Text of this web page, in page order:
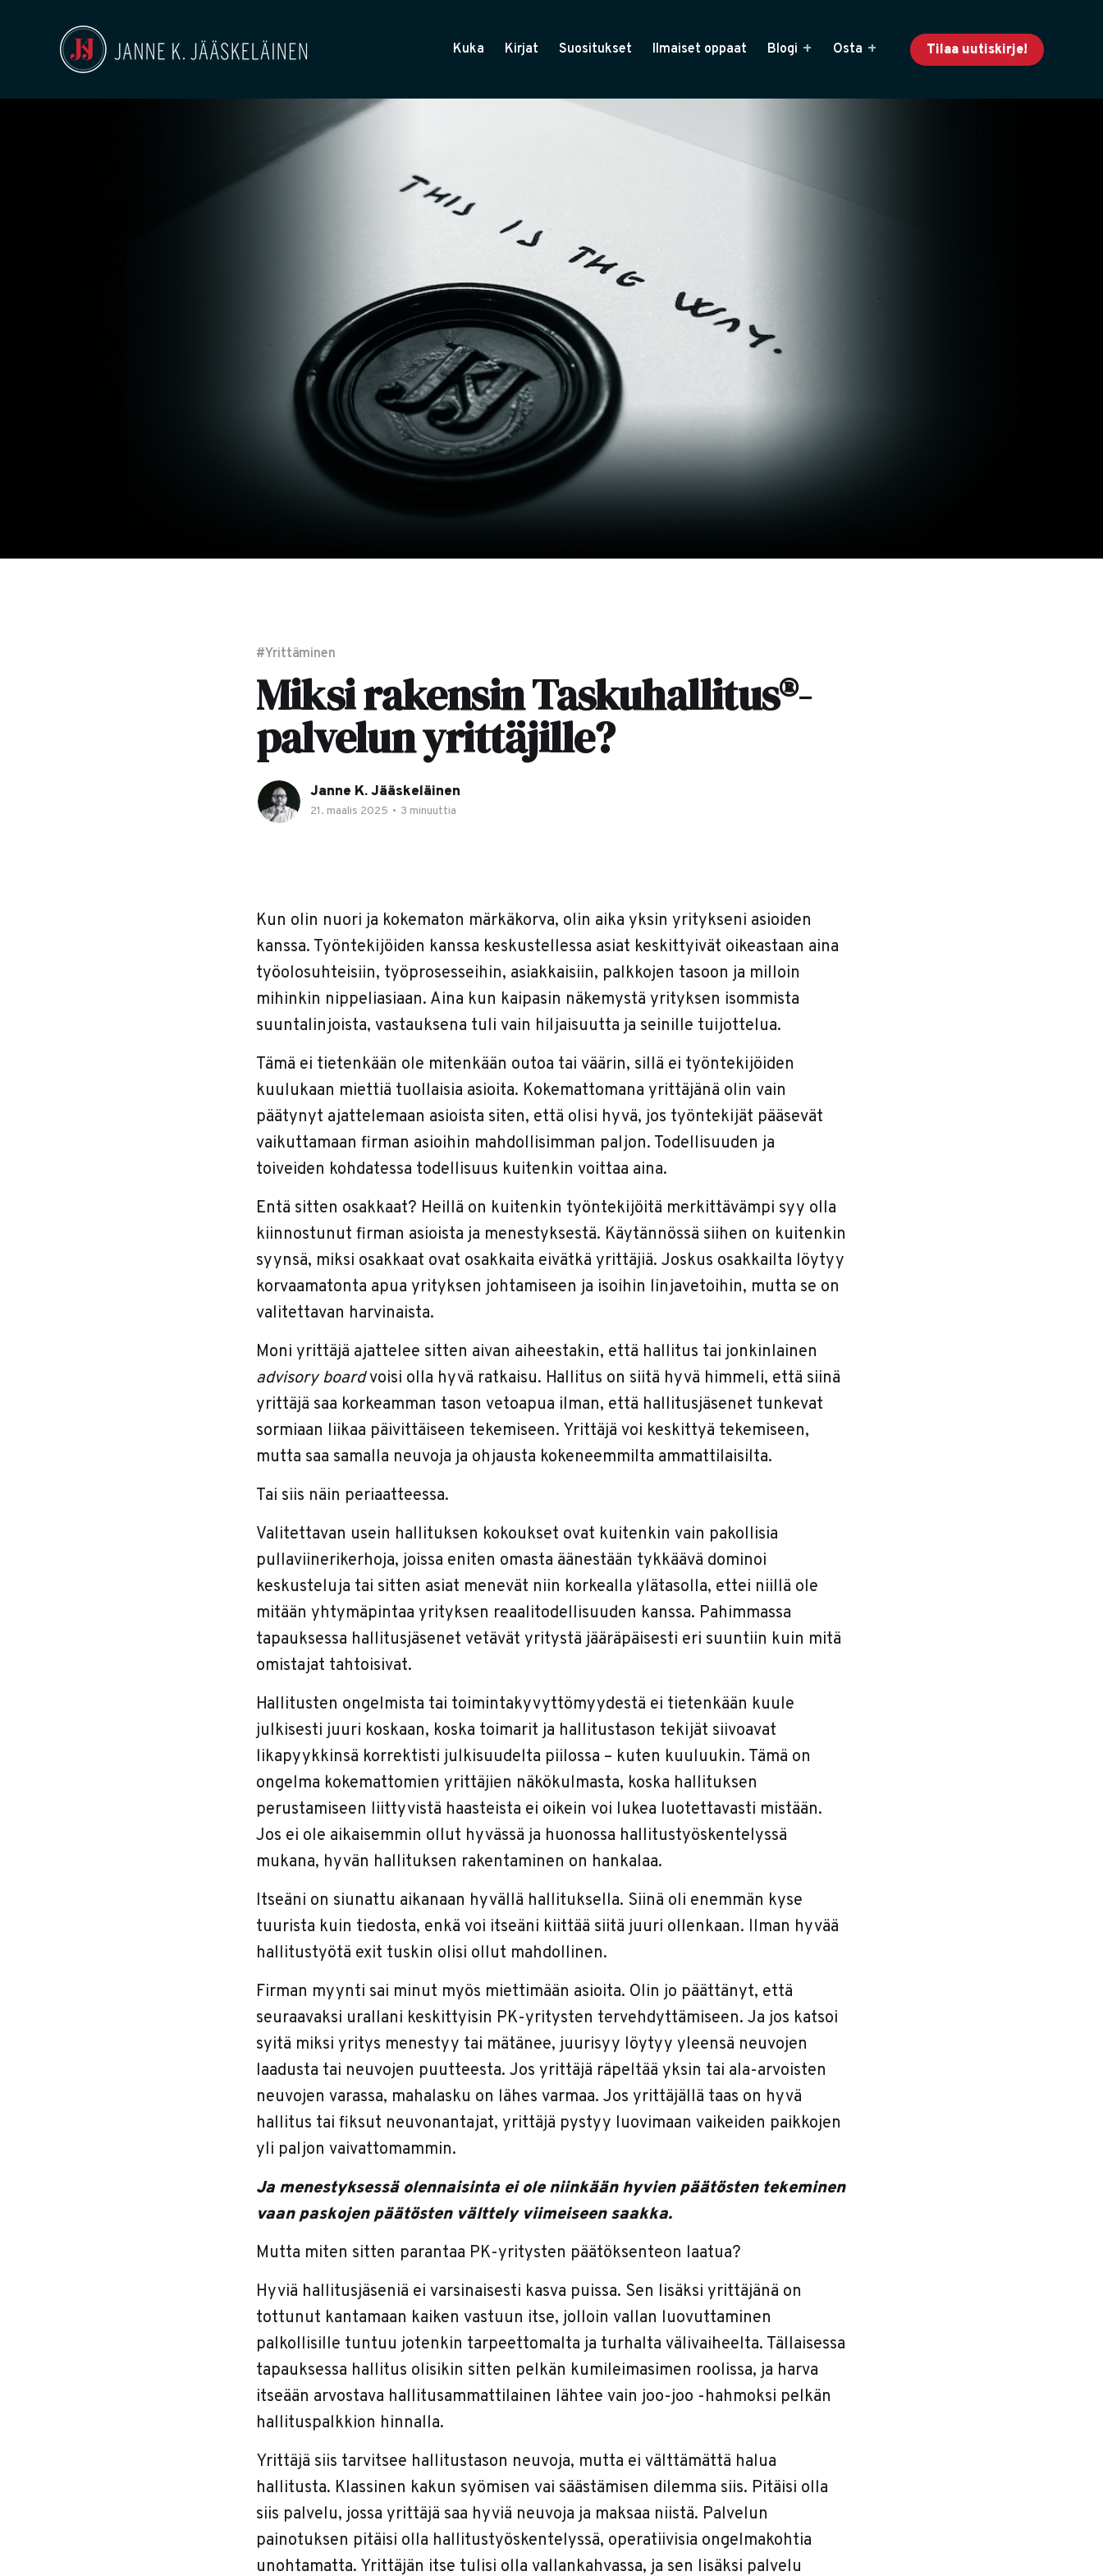
Kuka Kirjat Suositukset Ilmaiset oppaat Blogi Osta Tilaa uutiskirje!
#Yrittäminen
Miksi rakensin Taskuhallitus®-
palvelun yrittäjille?
Janne K. Jääskeläinen
21. maalis 2025 • 3 minuuttia
Kun olin nuori ja kokematon märkäkorva, olin aika yksin yritykseni asioiden
kanssa. Työntekijöiden kanssa keskustellessa asiat keskittyivät oikeastaan aina
työolosuhteisiin, työprosesseihin, asiakkaisiin, palkkojen tasoon ja milloin
mihinkin nippeliasiaan. Aina kun kaipasin näkemystä yrityksen isommista
suuntalinjoista, vastauksena tuli vain hiljaisuutta ja seinille tuijottelua.
Tämä ei tietenkään ole mitenkään outoa tai väärin, sillä ei työntekijöiden
kuulukaan miettiä tuollaisia asioita. Kokemattomana yrittäjänä olin vain
päätynyt ajattelemaan asioista siten, että olisi hyvä, jos työntekijät pääsevät
vaikuttamaan firman asioihin mahdollisimman paljon. Todellisuuden ja
toiveiden kohdatessa todellisuus kuitenkin voittaa aina.
Entä sitten osakkaat? Heillä on kuitenkin työntekijöitä merkittävämpi syy olla
kiinnostunut firman asioista ja menestyksestä. Käytännössä siihen on kuitenkin
syynsä, miksi osakkaat ovat osakkaita eivätkä yrittäjiä. Joskus osakkailta löytyy
korvaamatonta apua yrityksen johtamiseen ja isoihin linjavetoihin, mutta se on
valitettavan harvinaista.
Moni yrittäjä ajattelee sitten aivan aiheestakin, että hallitus tai jonkinlainen
advisory boardvoisi olla hyvä ratkaisu. Hallitus on siitä hyvä himmeli, että siinä
yrittäjä saa korkeamman tason vetoapua ilman, että hallitusjäsenet tunkevat
sormiaan liikaa päivittäiseen tekemiseen. Yrittäjä voi keskittyä tekemiseen,
mutta saa samalla neuvoja ja ohjausta kokeneemmilta ammattilaisilta.
Tai siis näin periaatteessa.
Valitettavan usein hallituksen kokoukset ovat kuitenkin vain pakollisia
pullaviinerikerhoja, joissa eniten omasta äänestään tykkäävä dominoi
keskusteluja tai sitten asiat menevät niin korkealla ylätasolla, ettei niillä ole
mitään yhtymäpintaa yrityksen reaalitodellisuuden kanssa. Pahimmassa
tapauksessa hallitusjäsenet vetävät yritystä jääräpäisesti eri suuntiin kuin mitä
omistajat tahtoisivat.
Hallitusten ongelmista tai toimintakyvyttömyydestä ei tietenkään kuule
julkisesti juuri koskaan, koska toimarit ja hallitustason tekijät siivoavat
likapyykkinsä korrektisti julkisuudelta piilossa – kuten kuuluukin. Tämä on
ongelma kokemattomien yrittäjien näkökulmasta, koska hallituksen
perustamiseen liittyvistä haasteista ei oikein voi lukea luotettavasti mistään.
Jos ei ole aikaisemmin ollut hyvässä ja huonossa hallitustyöskentelyssä
mukana, hyvän hallituksen rakentaminen on hankalaa.
Itseäni on siunattu aikanaan hyvällä hallituksella. Siinä oli enemmän kyse
tuurista kuin tiedosta, enkä voi itseäni kiittää siitä juuri ollenkaan. Ilman hyvää
hallitustyötä exit tuskin olisi ollut mahdollinen.
Firman myynti sai minut myös miettimään asioita. Olin jo päättänyt, että
seuraavaksi urallani keskittyisin PK-yritysten tervehdyttämiseen. Ja jos katsoi
syitä miksi yritys menestyy tai mätänee, juurisyy löytyy yleensä neuvojen
laadusta tai neuvojen puutteesta. Jos yrittäjä räpeltää yksin tai ala-arvoisten
neuvojen varassa, mahalasku on lähes varmaa. Jos yrittäjällä taas on hyvä
hallitus tai fiksut neuvonantajat, yrittäjä pystyy luovimaan vaikeiden paikkojen
yli paljon vaivattomammin.
Ja menestyksessä olennaisinta ei ole niinkään hyvien päätösten tekeminen
vaan paskojen päätösten välttely viimeiseen saakka.
Mutta miten sitten parantaa PK-yritysten päätöksenteon laatua?
Hyviä hallitusjäseniä ei varsinaisesti kasva puissa. Sen lisäksi yrittäjänä on
tottunut kantamaan kaiken vastuun itse, jolloin vallan luovuttaminen
palkollisille tuntuu jotenkin tarpeettomalta ja turhalta välivaiheelta. Tällaisessa
tapauksessa hallitus olisikin sitten pelkän kumileimasimen roolissa, ja harva
itseään arvostava hallitusammattilainen lähtee vain joo-joo -hahmoksi pelkän
hallituspalkkion hinnalla.
Yrittäjä siis tarvitsee hallitustason neuvoja, mutta ei välttämättä halua
hallitusta. Klassinen kakun syömisen vai säästämisen dilemma siis. Pitäisi olla
siis palvelu, jossa yrittäjä saa hyviä neuvoja ja maksaa niistä. Palvelun
painotuksen pitäisi olla hallitustyöskentelyssä, operatiivisia ongelmakohtia
unohtamatta. Yrittäjän itse tulisi olla vallankahvassa, ja sen lisäksi palvelu